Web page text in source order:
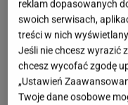
filmowej.
telewizyjnych, ale i
popularność
Karola Krawczyka w
księdza oraz wójta
reklam dopasowanych
swoich serwisach,
treści w nich
Jeśli nie chcesz wyrazić
chcesz wycofać zgodę
„Ustawień
Twoje dane osobowe